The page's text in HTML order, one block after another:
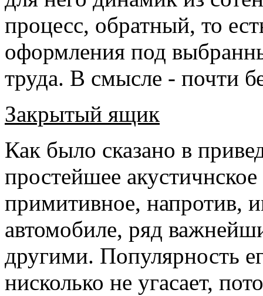
процесс, обратный, то
оформления под
труда. В смысле - почти
Закрытый ящик
Как было сказано в
простейшее
примитивное, напротив,
автомобиле, ряд
другими. Популярность
нисколько не угасает,